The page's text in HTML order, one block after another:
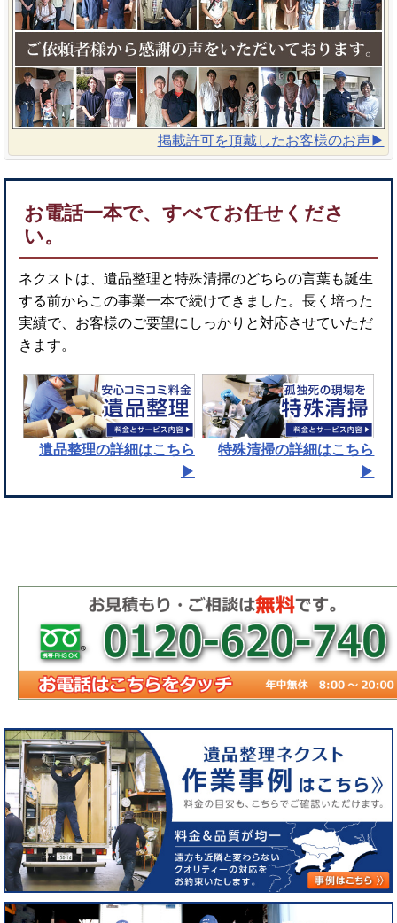
掲載許可を頂戴したお客様のお声▶︎
お電話一本で、すべてお任せくださ
い。
ネクストは、遺品整理と特殊清掃のどちらの言葉も誕生
する前からこの事業一本で続けてきました。長く培った
実績で、お客様のご要望にしっかりと対応させていただ
きます。
遺品整理の詳細はこちら
▶︎
特殊清掃の詳細はこちら
▶︎